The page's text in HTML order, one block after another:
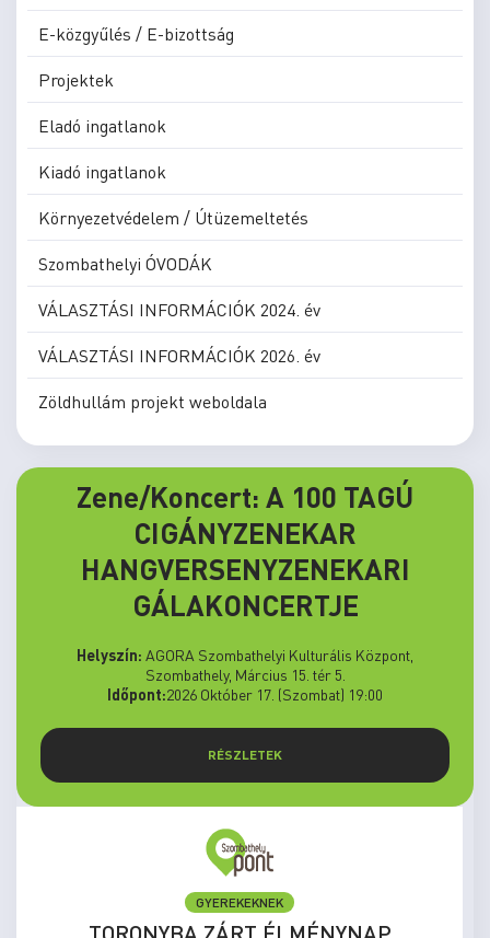
E-közgyűlés / E-bizottság
Projektek
Eladó ingatlanok
Kiadó ingatlanok
Környezetvédelem / Útüzemeltetés
Szombathelyi ÓVODÁK
VÁLASZTÁSI INFORMÁCIÓK 2024. év
VÁLASZTÁSI INFORMÁCIÓK 2026. év
Zöldhullám projekt weboldala
Zene/Koncert: A 100 TAGÚ
CIGÁNYZENEKAR
HANGVERSENYZENEKARI
GÁLAKONCERTJE
Helyszín: AGORA Szombathelyi Kulturális Központ,
Szombathely, Március 15. tér 5.
Időpont:2026 Október 17. (Szombat) 19:00
RÉSZLETEK
GYEREKEKNEK
TORONYBA ZÁRT ÉLMÉNYNAP